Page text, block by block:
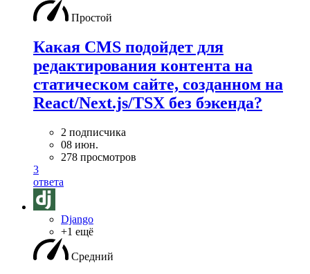
Простой
Какая CMS подойдет для
редактирования контента на
статическом сайте, созданном на
React/Next.js/TSX без бэкенда?
2 подписчика
08 июн.
278 просмотров
3
ответа
Django
+1 ещё
Средний